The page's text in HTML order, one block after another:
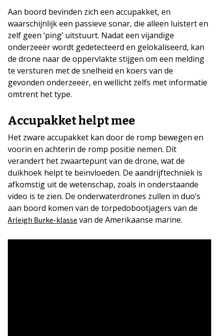
Aan boord bevinden zich een accupakket, en
waarschijnlijk een passieve sonar, die alleen luistert en
zelf geen ‘ping’ uitstuurt. Nadat een vijandige
onderzeeër wordt gedetecteerd en gelokaliseerd, kan
de drone naar de oppervlakte stijgen om een melding
te versturen met de snelheid en koers van de
gevonden onderzeeër, en wellicht zelfs met informatie
omtrent het type.
Accupakket helpt mee
Het zware accupakket kan door de romp bewegen en
voorin en achterin de romp positie nemen. Dit
verandert het zwaartepunt van de drone, wat de
duikhoek helpt te beïnvloeden. De aandrijftechniek is
afkomstig uit de wetenschap, zoals in onderstaande
video is te zien. De onderwaterdrones zullen in duo’s
aan boord komen van de torpedobootjagers van de
Arleigh Burke-klasse van de Amerikaanse marine.